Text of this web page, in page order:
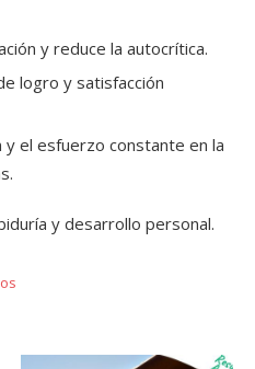
y reduce la autocrítica.
logro y satisfacción
y el esfuerzo constante en la
y desarrollo personal.